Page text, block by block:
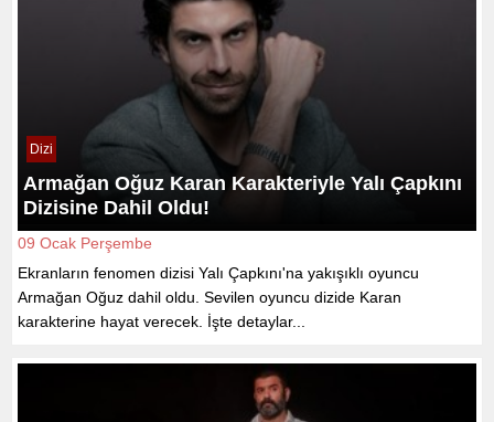
Dizi
Armağan Oğuz Karan Karakteriyle Yalı Çapkını
Dizisine Dahil Oldu!
09 Ocak Perşembe
Ekranların fenomen dizisi Yalı Çapkını'na yakışıklı oyuncu
Armağan Oğuz dahil oldu. Sevilen oyuncu dizide Karan
karakterine hayat verecek. İşte detaylar...